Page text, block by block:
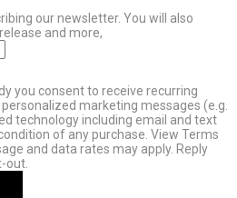
our newsletter. You will also
and more,
you consent to receive recurring
marketing messages (e.g.
technology including email and text
of any purchase. View Terms
and data rates may apply. Reply
out.